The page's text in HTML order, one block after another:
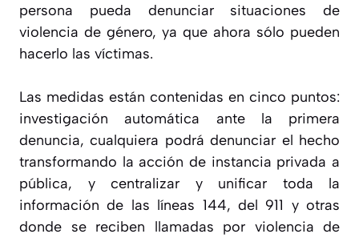
persona pueda denunciar situaciones de
violencia de género, ya que ahora sólo pueden
hacerlo las víctimas.
Las medidas están contenidas en cinco puntos:
investigación automática ante la primera
denuncia, cualquiera podrá denunciar el hecho
transformando la acción de instancia privada a
pública, y centralizar y unificar toda la
información de las líneas 144, del 911 y otras
donde se reciben llamadas por violencia de